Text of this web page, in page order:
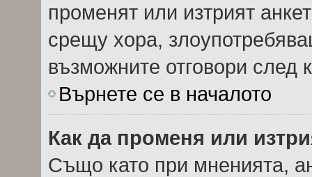
променят или изтрият
срещу хора,
възможните отговори след
Върнете се в началото
Как да променя или
Също като при мненията,